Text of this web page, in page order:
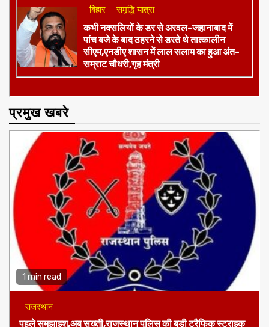
जमुई दिल्ली हमें नाज हैं इन पर
​सांसद अरुण भारती ने लोकसभा में उठाई जमुई की
आवाज,अंतरराष्ट्रीय क्रिकेट स्टेडियम और
मल्टी-स्पोर्ट्स कॉम्प्लेक्स की मांग
सीएम,एनडीए शासन में लाल सलाम का हुआ अंत-
सम्राट चौधरी,गृह मंत्री
प्रमुख खबरे